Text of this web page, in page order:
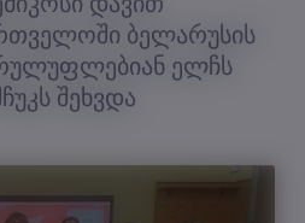
ბელარუსის
ელჩს
შეხვდა